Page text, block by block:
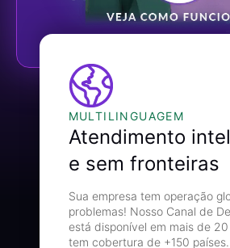
MULTILINGUAGEM
Atendimento
e sem fronteiras
Sua empresa tem operação
problemas! Nosso Canal de
está disponível em mais de
tem cobertura de +150 países.